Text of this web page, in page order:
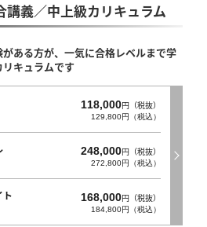
講義／中上級カリキュラム
ある方が、一気に合格レベルまで学
キュラムです
118,000円（税抜）
129,800円（税込）
248,000円（税抜）
272,800円（税込）
ト 168,000円（税抜）
184,800円（税込）